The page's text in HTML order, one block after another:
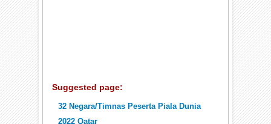
Suggested page:
32 Negara/Timnas Peserta Piala Dunia
2022 Qatar